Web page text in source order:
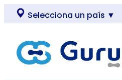
Selecciona un país ▼